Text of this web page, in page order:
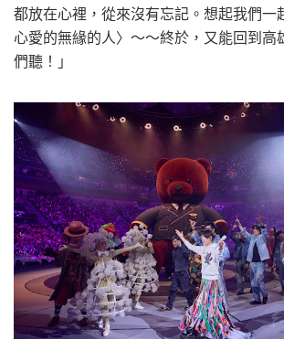
都放在心裡，從來沒有忘記。想起我們一
心愛的無緣的人〉～～終於，又能回到高
們聽！」